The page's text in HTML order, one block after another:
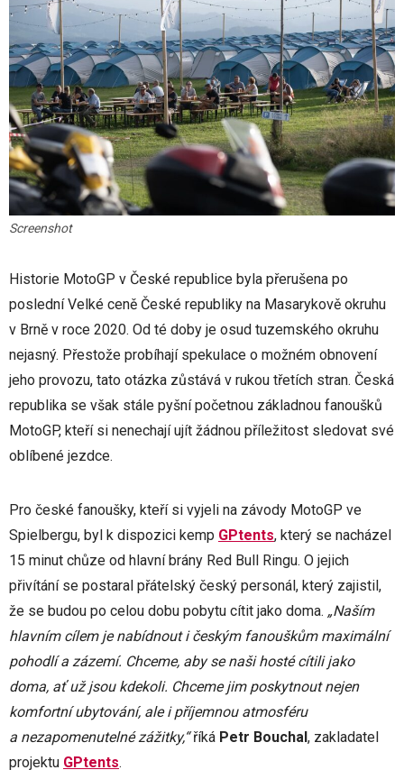
Screenshot
Historie MotoGP v České republice byla přerušena po
poslední Velké ceně České republiky na Masarykově okruhu
v Brně v roce 2020. Od té doby je osud tuzemského okruhu
nejasný. Přestože probíhají spekulace o možném obnovení
jeho provozu, tato otázka zůstává v rukou třetích stran. Česká
republika se však stále pyšní početnou základnou fanoušků
MotoGP, kteří si nenechají ujít žádnou příležitost sledovat své
oblíbené jezdce.
Pro české fanoušky, kteří si vyjeli na závody MotoGP ve
Spielbergu, byl k dispozici kemp GPtents, který se nacházel
15 minut chůze od hlavní brány Red Bull Ringu. O jejich
přivítání se postaral přátelský český personál, který zajistil,
že se budou po celou dobu pobytu cítit jako doma. „Naším
hlavním cílem je nabídnout i českým fanouškům maximální
pohodlí a zázemí. Chceme, aby se naši hosté cítili jako
doma, ať už jsou kdekoli. Chceme jim poskytnout nejen
komfortní ubytování, ale i příjemnou atmosféru
a nezapomenutelné zážitky,“říká Petr Bouchal, zakladatel
projektu GPtents.